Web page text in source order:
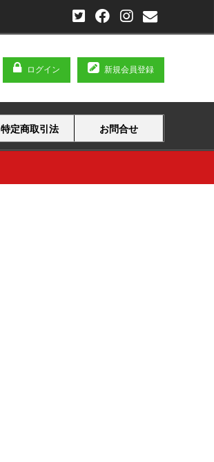
ログイン 新規会員登録
特定商取引法 お問合せ